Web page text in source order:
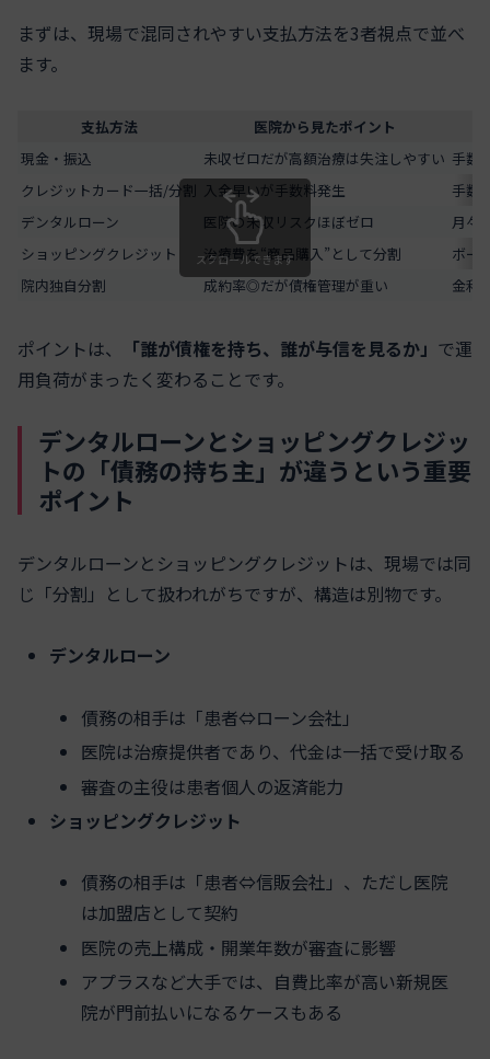
まずは、現場で混同されやすい支払方法を3者視点で並べ
ます。
支払方法 医院から見たポイント
現金・振込
未収ゼロだが高額治療は失注しやすい 手数
クレジットカード一括/分割 入金早いが手数料発生
手数
デンタルローン
医院の未収リスクほぼゼロ
月々
ショッピングクレジット
治療費を“商品購入”として分割
ボー
院内独自分割
成約率◎だが債権管理が重い 金利
スクロールできます
ポイントは、 「誰が債権を持ち、誰が与信を見るか」 で運
用負荷がまったく変わることです。
デンタルローンとショッピングクレジッ
トの「債務の持ち主」が違うという重要
ポイント
デンタルローンとショッピングクレジットは、現場では同
じ「分割」として扱われがちですが、構造は別物です。
デンタルローン
債務の相手は「患者⇔ローン会社」
医院は治療提供者であり、代金は一括で受け取る
審査の主役は患者個人の返済能力
ショッピングクレジット
債務の相手は「患者⇔信販会社」、ただし医院
は加盟店として契約
医院の売上構成・開業年数が審査に影響
アプラスなど大手では、自費比率が高い新規医
院が門前払いになるケースもある